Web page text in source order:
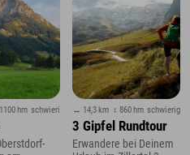
hm schwierig ↔ 14,3 km ↕ 860 hm schwierig
3 Gipfel Rundtour
Erwandere bei Deinem